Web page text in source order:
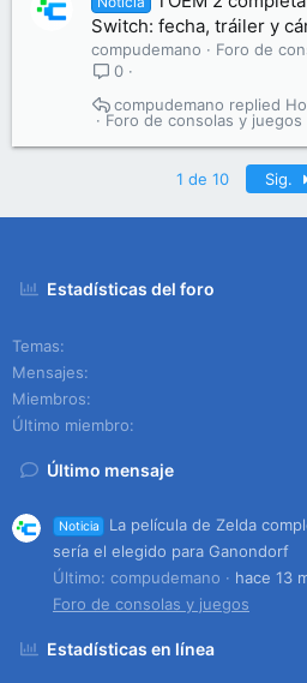
Switch: fecha, tráiler y
compudemano
Foro de
0
Foro de consolas y juegos
compudemano
1 de 10 Sig.
Estadísticas del foro
Temas
Mensajes
Miembros
Último miembro
Último mensaje
Noticia
La película de Zelda
sería el elegido para Ganondorf
Último: compudemano
hace 13
Foro de consolas y juegos
Estadísticas en línea